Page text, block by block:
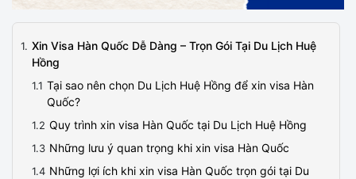
Xin Visa Hàn Quốc Dễ Dàng – Trọn Gói Tại Du Lịch Huệ
Hồng
Tại sao nên chọn Du Lịch Huệ Hồng để xin visa Hàn
Quốc?
Quy trình xin visa Hàn Quốc tại Du Lịch Huệ Hồng
Những lưu ý quan trọng khi xin visa Hàn Quốc
Những lợi ích khi xin visa Hàn Quốc trọn gói tại Du